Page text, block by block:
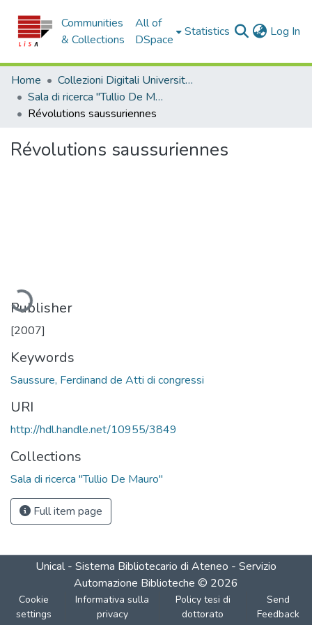
Communities
& Collections
All of
DSpace
Statistics Log In
Home
Collezioni Digitali Università della Calabria
Sala di ricerca "Tullio De Mauro"
Révolutions saussuriennes
Révolutions saussuriennes
Publisher
[2007]
Keywords
Saussure, Ferdinand de Atti di congressi
URI
http://hdl.handle.net/10955/3849
Collections
Sala di ricerca "Tullio De Mauro"
Full item page
Unical - Sistema Bibliotecario di Ateneo - Servizio
Automazione Biblioteche © 2026
Cookie
settings
Informativa sulla
privacy
Policy tesi di
dottorato
Send
Feedback